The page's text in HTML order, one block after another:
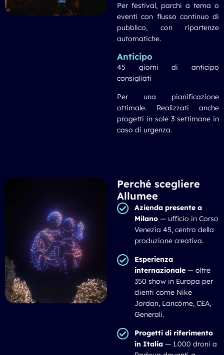
Per festival, parchi a tema o
eventi con flusso continuo di
pubblico, con ripartenze
automatiche.
Anticipo
45 giorni di anticipo
consigliati
Per una pianificazione
ottimale. Realizzati anche
progetti in sole 3 settimane in
caso di urgenza.
Perché scegliere
Allumee
Azienda presente a
Milano — ufficio in Corso
Venezia 45, centro della
produzione creativa.
Esperienza
internazionale — oltre
350 show in Europa per
clienti come Nike
Jordan, Lancôme, CEA,
Generali.
Progetti di riferimento
in Italia — 1.000 droni a